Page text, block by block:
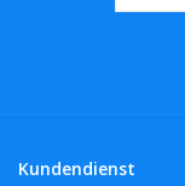
Kundendienst